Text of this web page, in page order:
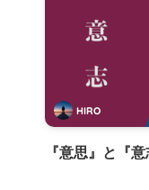
HIRO
『意思』と『